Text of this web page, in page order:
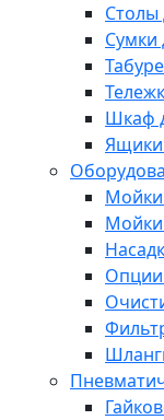
Столы
Сумки
Шкаф
Ящики
Мойки
Мойки
Опции